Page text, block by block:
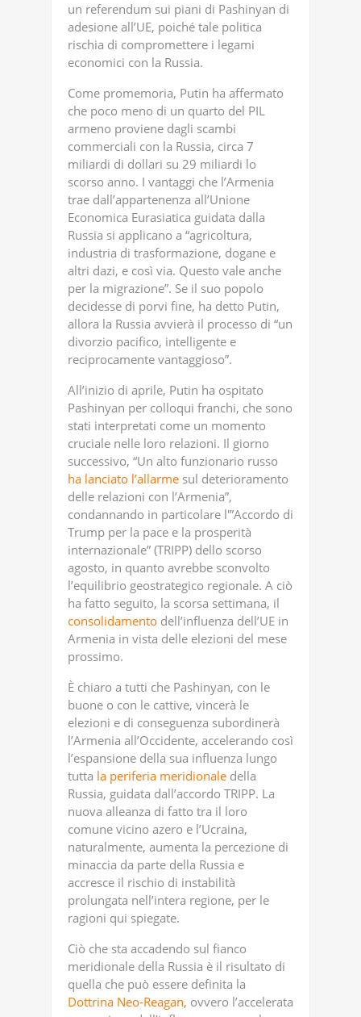
un referendum sui piani di Pashinyan di
adesione all’UE, poiché tale politica
rischia di compromettere i legami
economici con la Russia.
Come promemoria, Putin ha affermato
che poco meno di un quarto del PIL
armeno proviene dagli scambi
commerciali con la Russia, circa 7
miliardi di dollari su 29 miliardi lo
scorso anno. I vantaggi che l’Armenia
trae dall’appartenenza all’Unione
Economica Eurasiatica guidata dalla
Russia si applicano a “agricoltura,
industria di trasformazione, dogane e
altri dazi, e così via. Questo vale anche
per la migrazione”. Se il suo popolo
decidesse di porvi fine, ha detto Putin,
allora la Russia avvierà il processo di “un
divorzio pacifico, intelligente e
reciprocamente vantaggioso”.
All’inizio di aprile, Putin ha ospitato
Pashinyan per colloqui franchi, che sono
stati interpretati come un momento
cruciale nelle loro relazioni. Il giorno
successivo, “Un alto funzionario russo
ha lanciato l’allarme sul deterioramento
delle relazioni con l’Armenia”,
condannando in particolare l'”Accordo di
Trump per la pace e la prosperità
internazionale” (TRIPP) dello scorso
agosto, in quanto avrebbe sconvolto
l’equilibrio geostrategico regionale. A ciò
ha fatto seguito, la scorsa settimana, il
consolidamento dell’influenza dell’UE in
Armenia in vista delle elezioni del mese
prossimo.
È chiaro a tutti che Pashinyan, con le
buone o con le cattive, vincerà le
elezioni e di conseguenza subordinerà
l’Armenia all’Occidente, accelerando così
l’espansione della sua influenza lungo
tutta la periferia meridionale della
Russia, guidata dall’accordo TRIPP. La
nuova alleanza di fatto tra il loro
comune vicino azero e l’Ucraina,
naturalmente, aumenta la percezione di
minaccia da parte della Russia e
accresce il rischio di instabilità
prolungata nell’intera regione, per le
ragioni qui spiegate.
Ciò che sta accadendo sul fianco
meridionale della Russia è il risultato di
quella che può essere definita la
Dottrina Neo-Reagan, ovvero l’accelerata